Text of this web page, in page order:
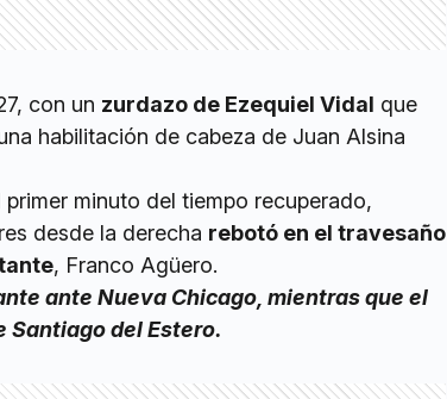
con un zurdazo de Ezequiel Vidal que
habilitación de cabeza de Juan Alsina
minuto del tiempo recuperado,
desde la derecha rebotó en el travesaño
, Franco Agüero.
ante Nueva Chicago, mientras que el
Santiago del Estero.